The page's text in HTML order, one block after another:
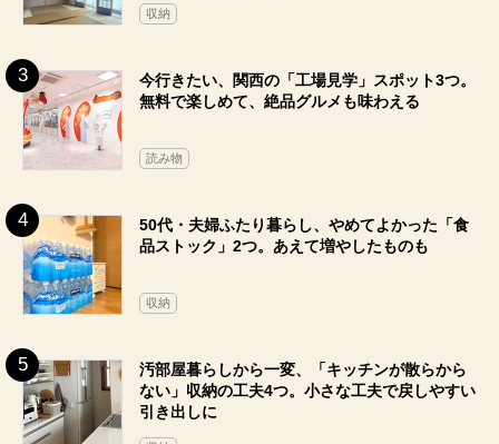
収納
今行きたい、関西の「工場見学」スポット3つ。
無料で楽しめて、絶品グルメも味わえる
読み物
50代・夫婦ふたり暮らし、やめてよかった「食
品ストック」2つ。あえて増やしたものも
収納
汚部屋暮らしから一変、「キッチンが散らから
ない」収納の工夫4つ。小さな工夫で戻しやすい
引き出しに